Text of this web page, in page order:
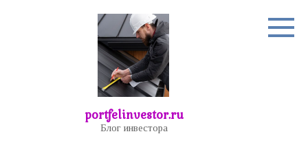
portfelinvestor.ru
Блог инвестора